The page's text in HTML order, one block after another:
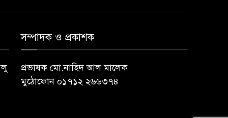
সম্পাদক ও প্রকাশক
প্রভাষক মো.নাহিদ আল মালেক
মুঠোফোন ০১৭১২ ২৬৬৩৭৪